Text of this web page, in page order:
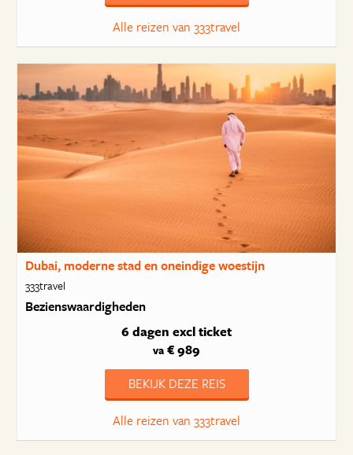
Alle reizen van 333travel
Dubai, moderne stad en oneindige woestijn
333travel
Bezienswaardigheden
6 dagen excl ticket
va € 989
BEKIJK DEZE REIS
Alle reizen van 333travel